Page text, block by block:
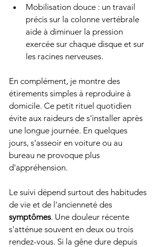
Mobilisation douce : un travail
précis sur la colonne vertébrale
aide à diminuer la pression
exercée sur chaque disque et sur
les racines nerveuses.
En complément, je montre des
étirements simples à reproduire à
domicile. Ce petit rituel quotidien
évite aux raideurs de s'installer après
une longue journée. En quelques
jours, s'asseoir en voiture ou au
bureau ne provoque plus
d'appréhension.
Le suivi dépend surtout des habitudes
de vie et de l'ancienneté des
symptômes. Une douleur récente
s'atténue souvent en deux ou trois
rendez-vous. Si la gêne dure depuis